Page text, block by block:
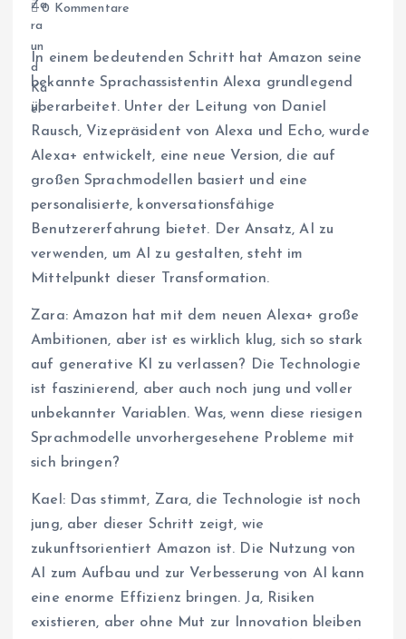
0 Kommentare
In einem bedeutenden Schritt hat Amazon seine
bekannte Sprachassistentin Alexa grundlegend
überarbeitet. Unter der Leitung von Daniel
Rausch, Vizepräsident von Alexa und Echo, wurde
Alexa+ entwickelt, eine neue Version, die auf
großen Sprachmodellen basiert und eine
personalisierte, konversationsfähige
Benutzererfahrung bietet. Der Ansatz, AI zu
verwenden, um AI zu gestalten, steht im
Mittelpunkt dieser Transformation.
Zara: Amazon hat mit dem neuen Alexa+ große
Ambitionen, aber ist es wirklich klug, sich so stark
auf generative KI zu verlassen? Die Technologie
ist faszinierend, aber auch noch jung und voller
unbekannter Variablen. Was, wenn diese riesigen
Sprachmodelle unvorhergesehene Probleme mit
sich bringen?
Kael: Das stimmt, Zara, die Technologie ist noch
jung, aber dieser Schritt zeigt, wie
zukunftsorientiert Amazon ist. Die Nutzung von
AI zum Aufbau und zur Verbesserung von AI kann
eine enorme Effizienz bringen. Ja, Risiken
existieren, aber ohne Mut zur Innovation bleiben